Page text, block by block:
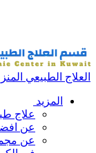
العلاج الطبيعي
المزيد
علاج
عن
عن